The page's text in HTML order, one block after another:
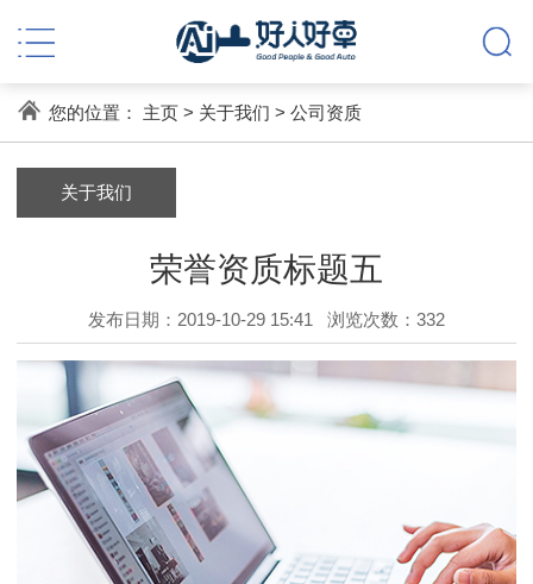
您的位置： 主页> 关于我们 > 公司资质
关于我们
荣誉资质标题五
发布日期：2019-10-29 15:41 浏览次数：332